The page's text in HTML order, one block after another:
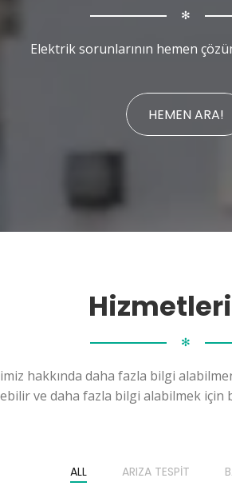
✻
Elektrik sorunlarının hemen
HEMEN ARA!
✻
hakkında daha fazla bilgi
ve daha fazla bilgi alabilmek için
ALL ARIZA TESPIT